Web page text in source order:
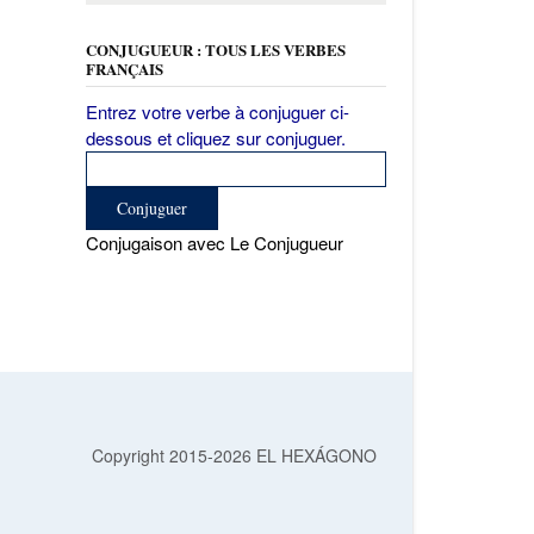
CONJUGUEUR : TOUS LES VERBES
FRANÇAIS
Entrez votre verbe à conjuguer ci-
dessous et cliquez sur conjuguer.
Conjugaison avec Le Conjugueur
Copyright 2015-2026 EL HEXÁGONO